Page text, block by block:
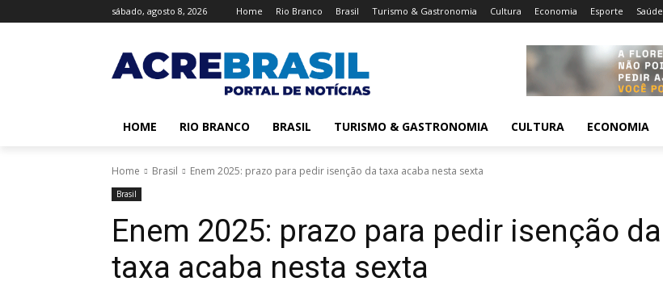
sábado, agosto 8, 2026 Home Rio Branco Brasil Turismo & Gastronomia Cultura Economia Esporte Saúde
HOME RIO BRANCO BRASIL TURISMO & GASTRONOMIA CULTURA ECONOMIA
Home Brasil Enem 2025: prazo para pedir isenção da taxa acaba nesta sexta
Brasil
Enem 2025: prazo para pedir isenção da
taxa acaba nesta sexta